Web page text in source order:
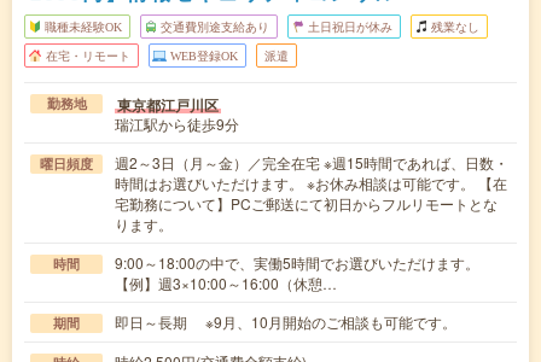
職種未経験OK 交通費別途支給あり 土日祝日が休み 残業なし
在宅・リモート WEB登録OK 派遣
勤務地 東京都江戸川区
瑞江駅から徒歩9分
曜日頻度
週2～3日（月～金）／完全在宅 ※週15時間であれば、日数・
時間はお選びいただけます。 ※お休み相談は可能です。 【在
宅勤務について】PCご郵送にて初日からフルリモートとな
ります。
時間
9:00～18:00の中で、実働5時間でお選びいただけます。
【例】週3×10:00～16:00（休憩…
期間 即日～長期 ※9月、10月開始のご相談も可能です。